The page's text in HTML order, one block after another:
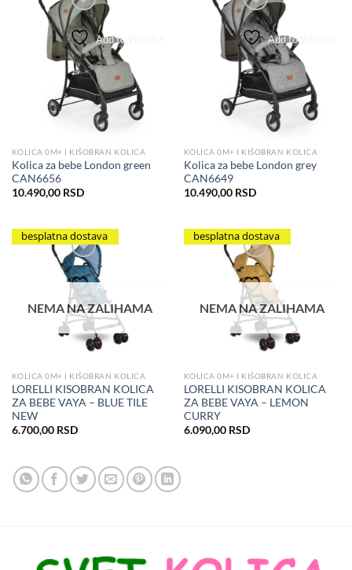
Add to Wishlist
KOLICA 0M+ I KIŠOBRAN KOLICA
Kolica za bebe London green
CAN6656
10.490,00 RSD
Add to Wishlist
KOLICA 0M+ I KIŠOBRAN KOLICA
Kolica za bebe London grey
CAN6649
10.490,00 RSD
besplatna dostava
Add to Wishlist
NEMA NA ZALIHAMA
KOLICA 0M+ I KIŠOBRAN KOLICA
LORELLI KISOBRAN KOLICA
ZA BEBE VAYA – BLUE TILE
NEW
6.700,00 RSD
besplatna dostava
Add to Wishlist
NEMA NA ZALIHAMA
KOLICA 0M+ I KIŠOBRAN KOLICA
LORELLI KISOBRAN KOLICA
ZA BEBE VAYA – LEMON
CURRY
6.090,00 RSD